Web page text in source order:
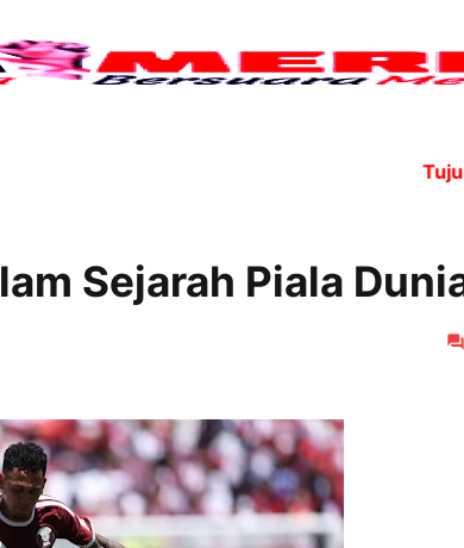
Tujuh
Sejarah Piala